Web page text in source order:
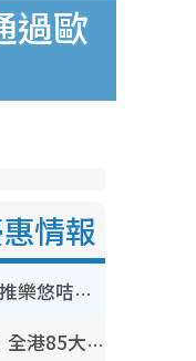
過歐
情報
長者優惠｜OK便利店推樂悠咭優惠！買麵包/牛奶/保健品拍卡即減
【8月生日優惠2026】全港85大食買玩著數攻略 自助餐/火鍋放題同行免費＋誠品/DONKI送現金券